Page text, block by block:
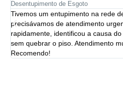
Desentupimento de Esgoto
Tivemos um entupimento na rede
precisávamos de atendimento
rapidamente, identificou a causa
sem quebrar o piso. Atendimento
Recomendo!